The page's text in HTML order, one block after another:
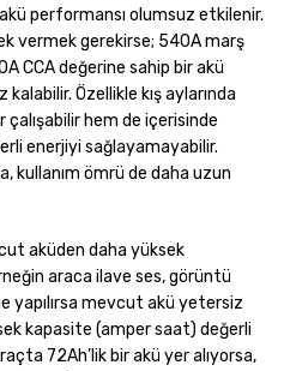
performansı olumsuz etkilenir.
vermek gerekirse; 540A marş
CCA değerine sahip bir akü
Özellikle kış aylarında
hem de içerisinde
enerjiyi sağlayamayabilir.
kullanım ömrü de daha uzun
aküden daha yüksek
araca ilave ses, görüntü
yapılırsa mevcut akü yetersiz
kapasite (amper saat) değerli
72Ah’lik bir akü yer alıyorsa,